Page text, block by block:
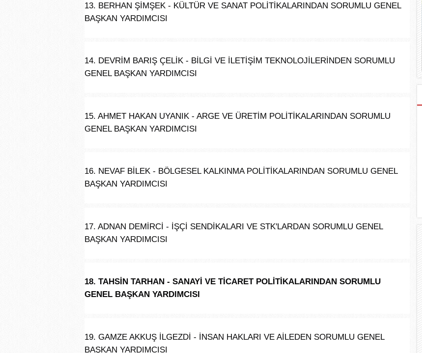
13. BERHAN ŞİMŞEK - KÜLTÜR VE SANAT POLİTİKALARINDAN SORUMLU GENEL
BAŞKAN YARDIMCISI
14. DEVRİM BARIŞ ÇELİK - BİLGİ VE İLETİŞİM TEKNOLOJİLERİNDEN SORUMLU
GENEL BAŞKAN YARDIMCISI
15. AHMET HAKAN UYANIK - ARGE VE ÜRETİM POLİTİKALARINDAN SORUMLU
GENEL BAŞKAN YARDIMCISI
16. NEVAF BİLEK - BÖLGESEL KALKINMA POLİTİKALARINDAN SORUMLU GENEL
BAŞKAN YARDIMCISI
17. ADNAN DEMİRCİ - İŞÇİ SENDİKALARI VE STK'LARDAN SORUMLU GENEL
BAŞKAN YARDIMCISI
18. TAHSİN TARHAN - SANAYİ VE TİCARET POLİTİKALARINDAN SORUMLU
GENEL BAŞKAN YARDIMCISI
19. GAMZE AKKUŞ İLGEZDİ - İNSAN HAKLARI VE AİLEDEN SORUMLU GENEL
BAŞKAN YARDIMCISI